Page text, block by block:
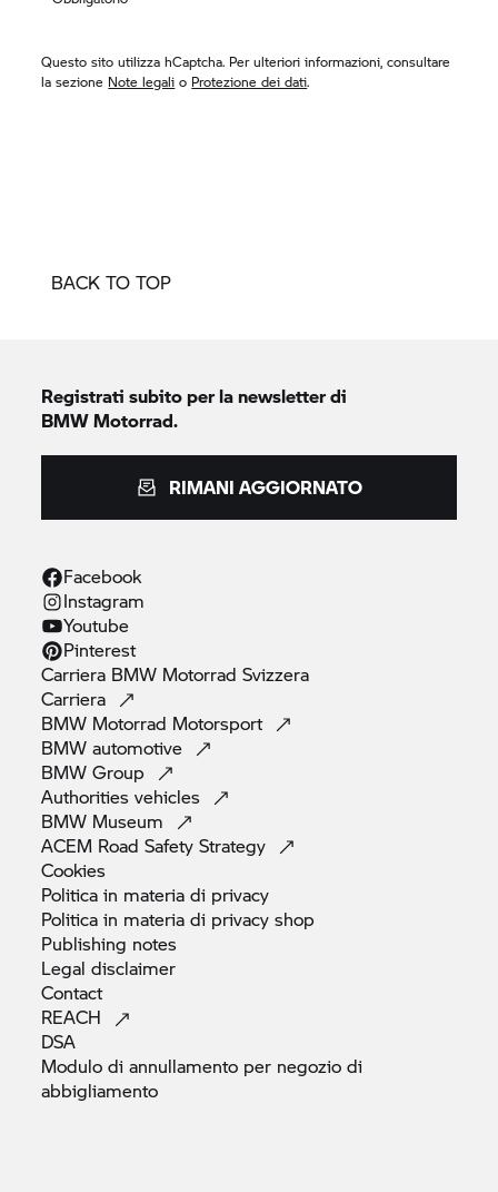
Questo sito utilizza hCaptcha. Per ulteriori informazioni, consultare
la sezione Note legali o Protezione dei dati.
BACK TO TOP
Registrati subito per la newsletter di
BMW Motorrad.
RIMANI AGGIORNATO
Facebook
Instagram
Youtube
Pinterest
Carriera BMW Motorrad Svizzera
Carriera
BMW Motorrad Motorsport
BMWautomotive
BMWGroup
Authoritiesvehicles
BMW Museum
ACEM Road SafetyStrategy
Cookies
Politica in materia di privacy
Politica in materia di privacyshop
Publishing notes
Legaldisclaimer
Contact
REACH
DSA
Modulo di annullamento per negozio di
abbigliamento